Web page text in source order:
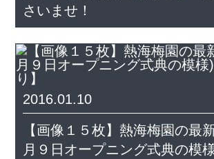
さいませ！
2016.01.10
【画像１５枚】熱海梅園の最
月９日オープニング式典の模